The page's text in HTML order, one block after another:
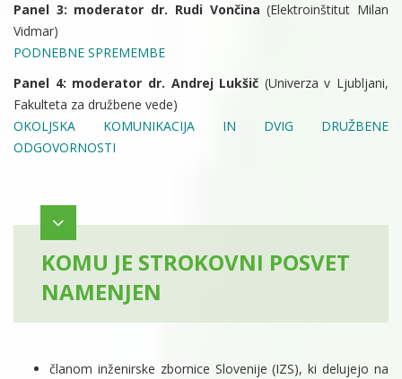
Panel 3: moderator dr. Rudi Vončina(Elektroinštitut Milan
Vidmar)
PODNEBNE SPREMEMBE
Panel 4: moderator dr. Andrej Lukšič (Univerza v Ljubljani,
Fakulteta za družbene vede)
OKOLJSKA KOMUNIKACIJA IN DVIG DRUŽBENE
ODGOVORNOSTI
KOMU JE STROKOVNI POSVET
NAMENJEN
članom inženirske zbornice Slovenije (IZS), ki delujejo na